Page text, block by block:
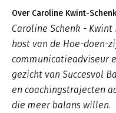
Over Caroline Kwint-Schenk
Caroline Schenk -
host van de Hoe-doen-
communicatieadviseur
gezicht van Succesvol
en coachingstrajecten
die meer balans willen.